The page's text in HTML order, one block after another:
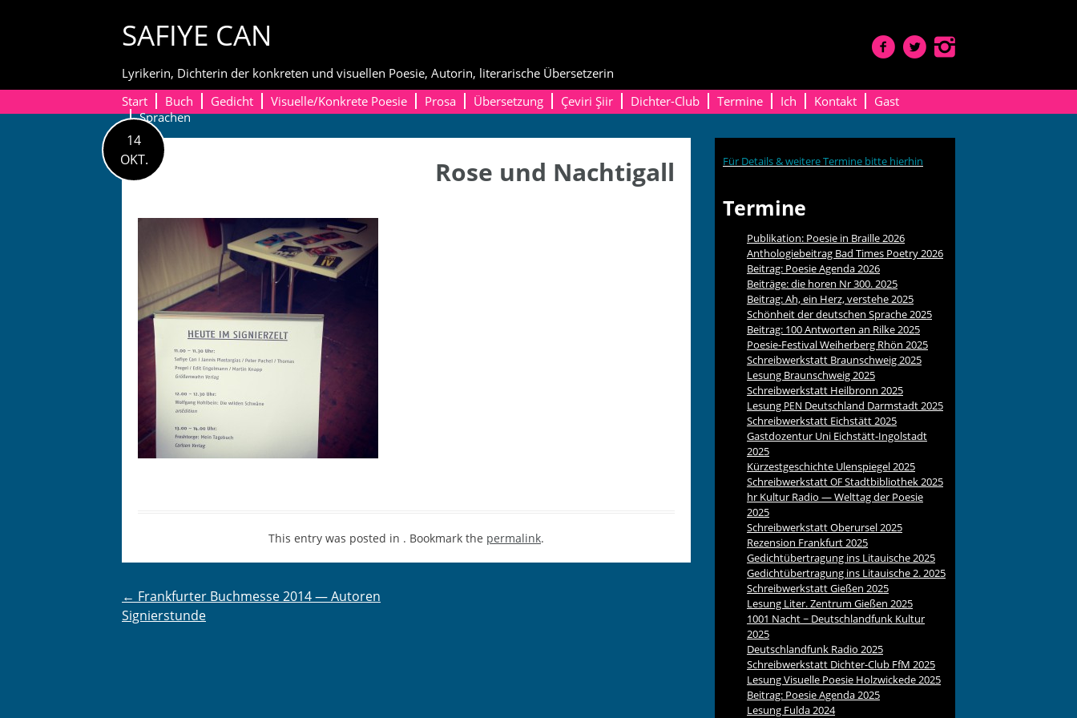
SAFIYE CAN
Lyrikerin, Dichterin der konkreten und visuellen Poesie, Autorin, literarische Übersetzerin
Start
Buch Gedicht Visuelle/Konkrete Poesie Prosa Übersetzung Çeviri Şiir Dichter-Club Termine Ich Kontakt
Gast
Sprachen
14
OKT.
Rose und Nachtigall
This entry was posted in . Bookmark the permalink.
Post
← Frankfurter Buchmesse 2014 — Autoren
Signierstunde
Für Details & weitere Termine bitte hierhin
Termine
Publikation: Poesie in Braille 2026
Anthologiebeitrag Bad Times Poetry 2026
Beitrag: Poesie Agenda 2026
Beiträge: die horen Nr 300. 2025
Beitrag: Ah, ein Herz, verstehe 2025
Schönheit der deutschen Sprache 2025
Beitrag: 100 Antworten an Rilke 2025
Poesie-Festival Weiherberg Rhön 2025
Schreibwerkstatt Braunschweig 2025
Lesung Braunschweig 2025
Schreibwerkstatt Heilbronn 2025
Lesung PEN Deutschland Darmstadt 2025
Schreibwerkstatt Eichstätt 2025
Gastdozentur Uni Eichstätt-Ingolstadt
2025
Kürzestgeschichte Ulenspiegel 2025
SchreibwerkstattOFStadtbibliothek 2025
hr Kultur Radio — Welttag der Poesie
2025
Schreibwerkstatt Oberursel 2025
Rezension Frankfurt 2025
Gedichtübertragung ins Litauische 2025
Gedichtübertragung ins Litauische 2. 2025
Schreibwerkstatt Gießen 2025
Lesung Liter. Zentrum Gießen 2025
1001 Nacht ~ Deutschlandfunk Kultur
2025
Deutschlandfunk Radio 2025
Schreibwerkstatt Dichter-Club FfM 2025
Lesung Visuelle Poesie Holzwickede 2025
Beitrag: Poesie Agenda 2025
Lesung Fulda 2024